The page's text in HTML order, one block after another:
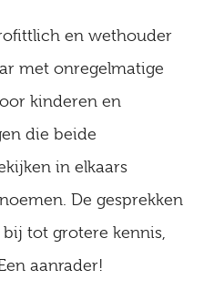
en wethouder
met onregelmatige
kinderen en
die beide
in elkaars
De gesprekken
tot grotere kennis,
aanrader!